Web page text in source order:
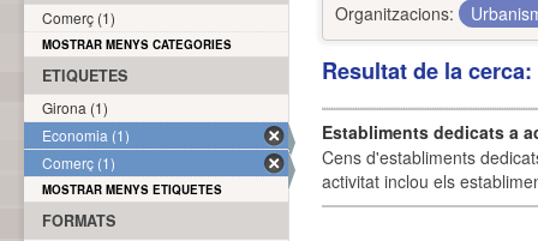
Organitzacions:
Resultat de la
Establiments dedicats a
Cens d'establiments
activitat inclou els
Comerç (1)
MOSTRAR MENYS CATEGORIES
ETIQUETES
Girona (1)
Economia (1)
Comerç (1)
MOSTRAR MENYS ETIQUETES
FORMATS